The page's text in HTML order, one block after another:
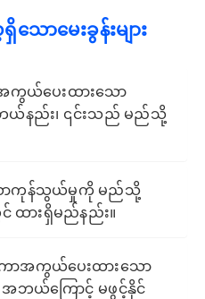
ောမေးခွန်းများ
ကွယ်ပေးထားသော
နည်း၊ ၎င်းသည် မည်သို့
ာကုန်သွယ်မှုကို မည်သို့
င် ထားရှိမည်နည်း။
အကွယ်ပေးထားသော
ဘယ်ကြောင့် မဖွင့်နိုင်